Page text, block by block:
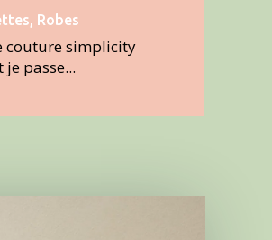
, Robes
couture simplicity
passe...